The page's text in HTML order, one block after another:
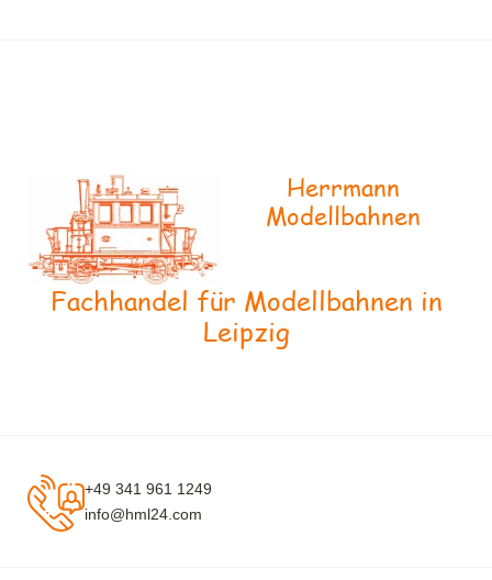
Herrmann
Modellbahnen
Fachhandel für Modellbahnen in
Leipzig
+49 341 961 1249
info@hml24.com